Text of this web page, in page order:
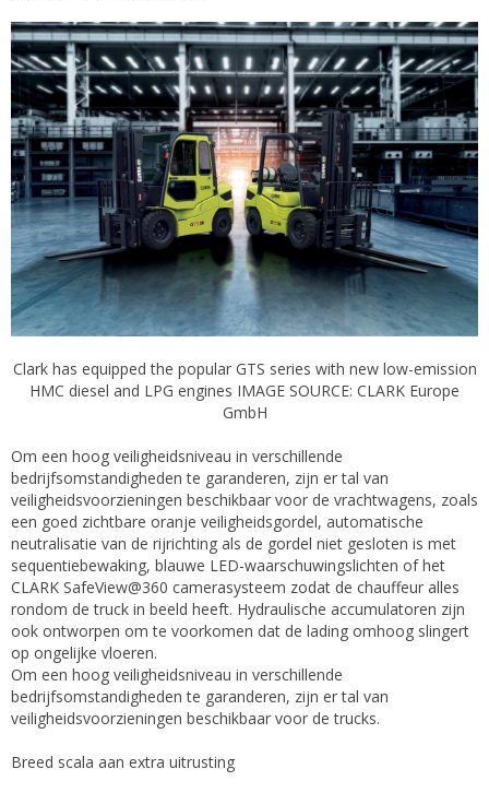
Clark has equipped the popular GTS series with new low-emission
HMC diesel and LPG engines IMAGE SOURCE: CLARK Europe
GmbH
Om een ​​hoog veiligheidsniveau in verschillende
bedrijfsomstandigheden te garanderen, zijn er tal van
veiligheidsvoorzieningen beschikbaar voor de vrachtwagens, zoals
een goed zichtbare oranje veiligheidsgordel, automatische
neutralisatie van de rijrichting als de gordel niet gesloten is met
sequentiebewaking, blauwe LED-waarschuwingslichten of het
CLARK SafeView@360 camerasysteem zodat de chauffeur alles
rondom de truck in beeld heeft. Hydraulische accumulatoren zijn
ook ontworpen om te voorkomen dat de lading omhoog slingert
op ongelijke vloeren.
Om een ​​hoog veiligheidsniveau in verschillende
bedrijfsomstandigheden te garanderen, zijn er tal van
veiligheidsvoorzieningen beschikbaar voor de trucks.
Breed scala aan extra uitrusting